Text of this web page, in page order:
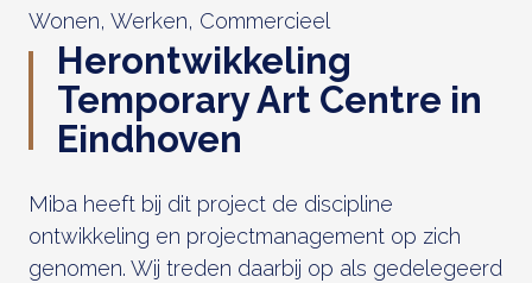
Wonen, Werken, Commercieel
Herontwikkeling
Temporary Art Centre in
Eindhoven
Miba heeft bij dit project de discipline
ontwikkeling en projectmanagement op zich
genomen. Wij treden daarbij op als gedelegeerd